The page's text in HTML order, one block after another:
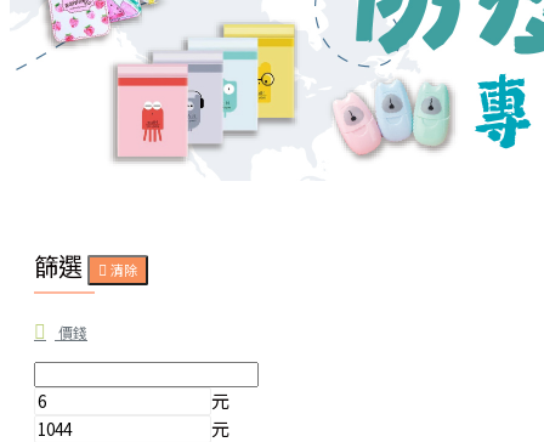
篩選 清除
價錢
元
元